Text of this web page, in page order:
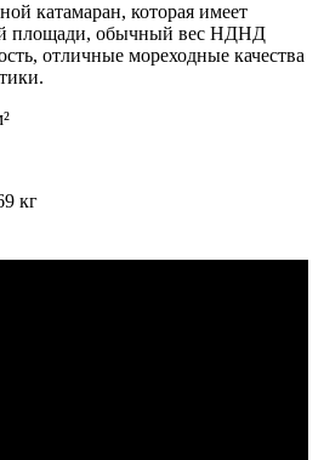
катамаран, которая имеет
площади, обычный вес НДНД
отличные мореходные качества
кг